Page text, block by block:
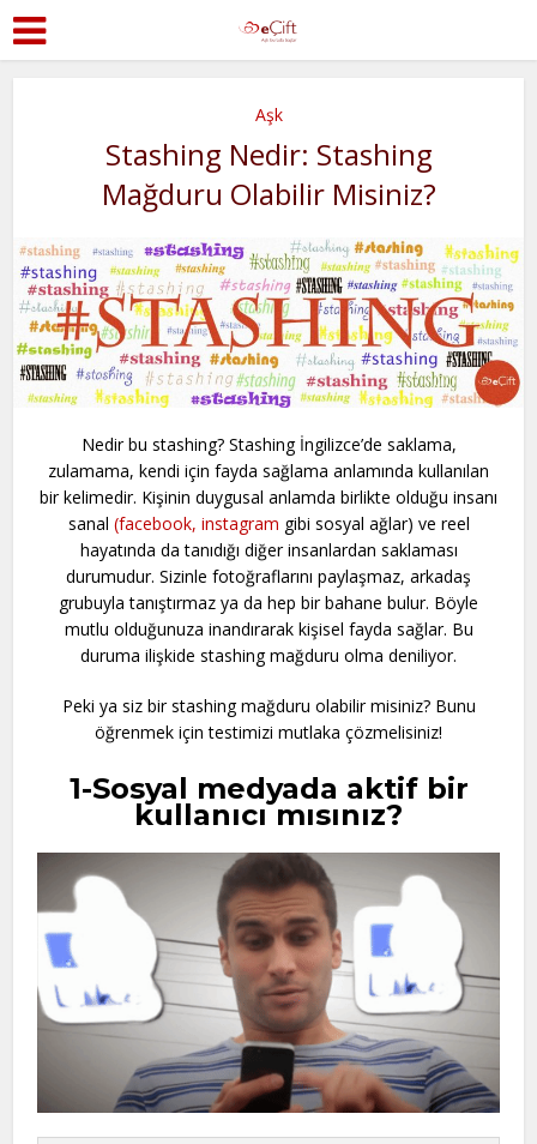
Aşk
Stashing Nedir: Stashing
Mağduru Olabilir Misiniz?
Nedir bu stashing? Stashing İngilizce’de saklama,
zulamama, kendi için fayda sağlama anlamında kullanılan
bir kelimedir. Kişinin duygusal anlamda birlikte olduğu insanı
sanal (facebook, instagram gibi sosyal ağlar) ve reel
hayatında da tanıdığı diğer insanlardan saklaması
durumudur. Sizinle fotoğraflarını paylaşmaz, arkadaş
grubuyla tanıştırmaz ya da hep bir bahane bulur. Böyle
mutlu olduğunuza inandırarak kişisel fayda sağlar. Bu
duruma ilişkide stashing mağduru olma deniliyor.
Peki ya siz bir stashing mağduru olabilir misiniz? Bunu
öğrenmek için testimizi mutlaka çözmelisiniz!
1-Sosyal medyada aktif bir
kullanıcı mısınız?